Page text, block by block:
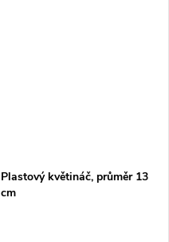
Plastový květináč, průměr 13
cm